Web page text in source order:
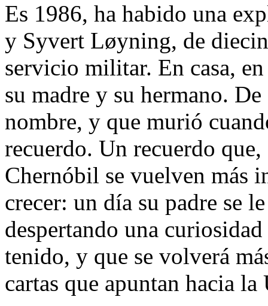
Es 1986, ha habido una
y Syvert Løyning, de
servicio militar. En casa,
su madre y su hermano.
nombre, y que murió
recuerdo. Un recuerdo
Chernóbil se vuelven más
crecer: un día su padre se
despertando una
tenido, y que se volverá
cartas que apuntan hacia